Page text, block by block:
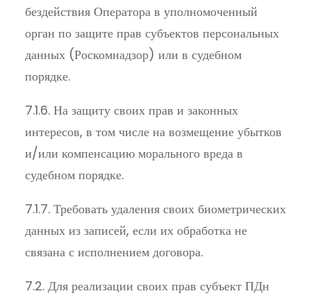
бездействия Оператора в уполномоченный
орган по защите прав субъектов персональных
данных (Роскомнадзор) или в судебном
порядке.
7.1.6. На защиту своих прав и законных
интересов, в том числе на возмещение убытков
и/или компенсацию морального вреда в
судебном порядке.
7.1.7. Требовать удаления своих биометрических
данных из записей, если их обработка не
связана с исполнением договора.
7.2. Для реализации своих прав субъект ПДн